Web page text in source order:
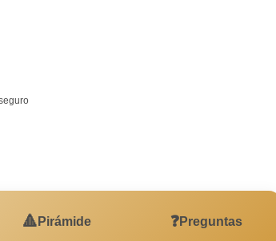
🔺 Pirámide ❓Preguntas